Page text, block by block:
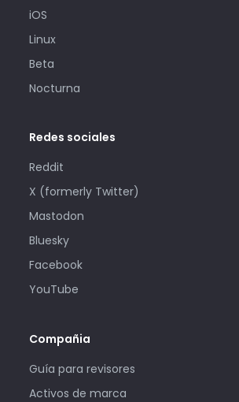
iOS
Linux
Beta
Nocturna
Redes sociales
Reddit
X (formerly Twitter)
Mastodon
Bluesky
Facebook
YouTube
Compañia
Guía para revisores
Activos de marca